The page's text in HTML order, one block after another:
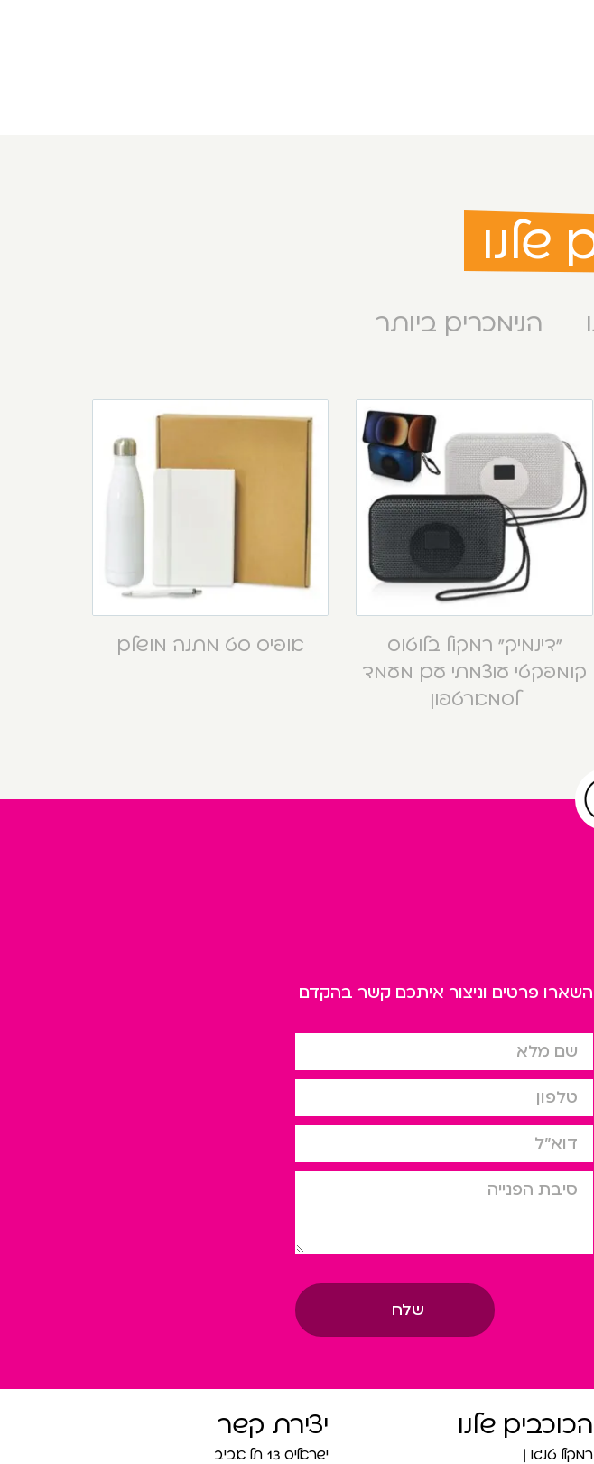
שלנו
הנימכרים ביותר
“דינמיק” רמקול בלוטוס
קומפקטי עוצמתי עם מעמד
לסמארטפון
אופיס סט מתנה מושלם
השארו פרטים וניצור איתכם קשר בהקדם
שם מלא
טלפון
דוא”ל
סיבת הפניה
שלח
הכוכבים שלנו
רמקול טנגו
יצירת קשר
ישראליס 13 תל אביב